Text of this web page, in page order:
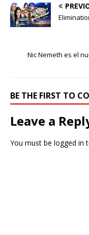
Nic Nemeth es el
BE THE FIRST TO
Leave a
You must be logged in